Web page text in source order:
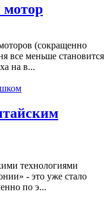
(сокращенно
все меньше становится
на в...
технологиями
- это уже стало
по э...